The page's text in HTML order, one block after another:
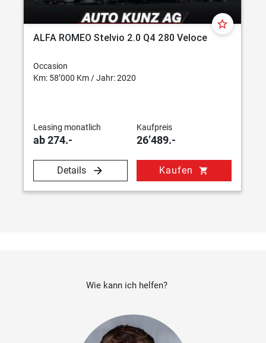
star_border
ALFA ROMEO Stelvio 2.0 Q4 280 Veloce
Occasion
Km: 58’000 Km / Jahr: 2020
Leasing monatlich
ab 274.-
Kaufpreis
26’489.-
Details Kaufen shopping_cart
Wie kann ich helfen?